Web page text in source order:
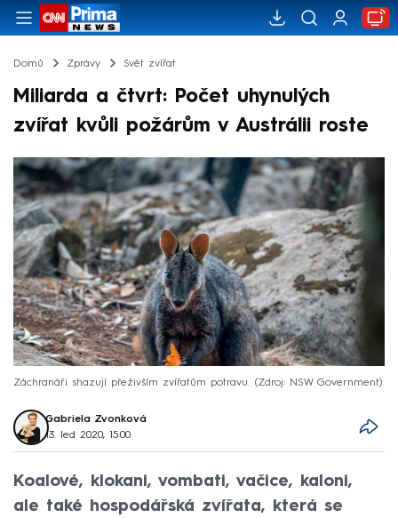
Domů Zprávy Svět zvířat
Miliarda a čtvrt: Počet uhynulých
zvířat kvůli požárům v Austrálii roste
Záchranáři shazují přeživším zvířatům potravu. Zdroj: NSW Government
Gabriela Zvonková
13. led 2020, 15:00
Koalové, klokani, vombati, vačice, kaloni,
ale také hospodářská zvířata, která se